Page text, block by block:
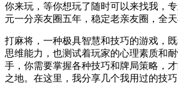
你来玩，等你想玩了随时可以来找我，
元一分亲友圈五年，稳定老亲友圈，全
打麻将，一种极具智慧和技巧的游戏，
思维能力，也测试着玩家的心理素质和
手，你需要掌握各种技巧和牌局策略，
之地。在这里，我分享几个我用过的技